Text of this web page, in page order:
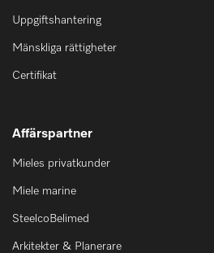
Uppgiftshantering
Mänskliga rättigheter
Certifikat
Affärspartner
Mieles privatkunder
Miele marine
SteelcoBelimed
Arkitekter & Planerare